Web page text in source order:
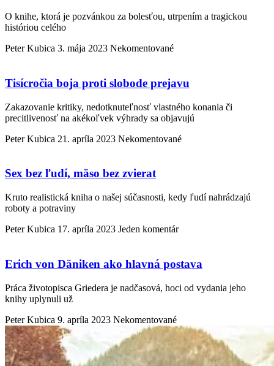
O knihe, ktorá je pozvánkou za bolesťou, utrpením a tragickou
históriou celého
Peter Kubica 3. mája 2023 Nekomentované
Tisícročia boja proti slobode prejavu
Zakazovanie kritiky, nedotknuteľnosť vlastného konania či
precitlivenosť na akékoľvek výhrady sa objavujú
Peter Kubica 21. apríla 2023 Nekomentované
Sex bez ľudí, mäso bez zvierat
Kruto realistická kniha o našej súčasnosti, kedy ľudí nahrádzajú
roboty a potraviny
Peter Kubica 17. apríla 2023 Jeden komentár
Erich von Däniken ako hlavná postava
Práca životopisca Griedera je nadčasová, hoci od vydania jeho
knihy uplynuli už
Peter Kubica 9. apríla 2023 Nekomentované